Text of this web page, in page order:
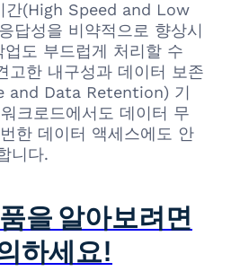
간(High Speed and Low
답성을 비약적으로 향상시
도 부드럽게 처리할 수
고한 내구성과 데이터 보존
and Data Retention) 기
크로드에서도 데이터 무
한 데이터 액세스에도 안
니다.
을 알아보려면
하세요!